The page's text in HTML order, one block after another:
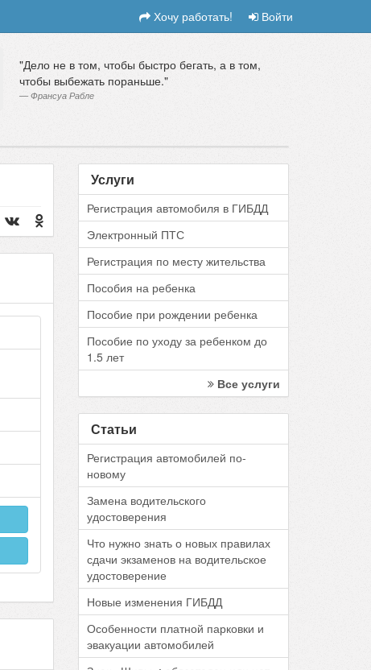
Хочу работать! Войти
Дело не в том, чтобы быстро бегать, а в том,
чтобы выбежать пораньше.
Франсуа Рабле
Услуги
Регистрация автомобиля в ГИБДД
Электронный ПТС
Регистрация по месту жительства
Пособия на ребенка
Пособие при рождении ребенка
Пособие по уходу за ребенком до
1.5 лет
Все услуги
Статьи
Регистрация автомобилей по-
новому
Замена водительского
удостоверения
Что нужно знать о новых правилах
сдачи экзаменов на водительское
удостоверение
Новые изменения ГИБДД
Особенности платной парковки и
эвакуации автомобилей